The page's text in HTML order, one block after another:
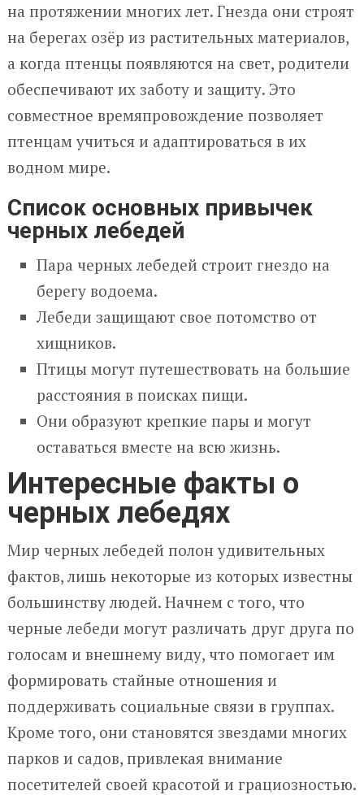
на протяжении многих лет. Гнезда они строят
на берегах озёр из растительных материалов,
а когда птенцы появляются на свет, родители
обеспечивают их заботу и защиту. Это
совместное времяпровождение позволяет
птенцам учиться и адаптироваться в их
водном мире.
Список основных привычек
черных лебедей
Пара черных лебедей строит гнездо на
берегу водоема.
Лебеди защищают свое потомство от
хищников.
Птицы могут путешествовать на большие
расстояния в поисках пищи.
Они образуют крепкие пары и могут
оставаться вместе на всю жизнь.
Интересные факты о
черных лебедях
Мир черных лебедей полон удивительных
фактов, лишь некоторые из которых известны
большинству людей. Начнем с того, что
черные лебеди могут различать друг друга по
голосам и внешнему виду, что помогает им
формировать стайные отношения и
поддерживать социальные связи в группах.
Кроме того, они становятся звездами многих
парков и садов, привлекая внимание
посетителей своей красотой и грациозностью.